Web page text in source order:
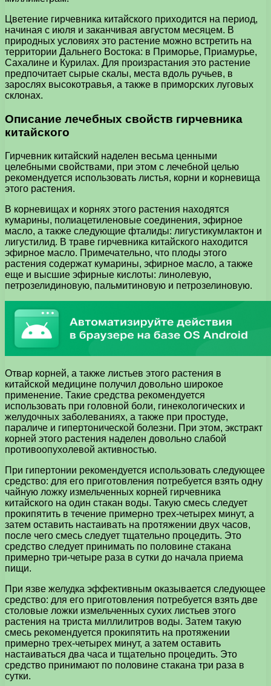
Цветение гирчевника китайского приходится на период,
начиная с июля и заканчивая августом месяцем. В
природных условиях это растение можно встретить на
территории Дальнего Востока: в Приморье, Приамурье,
Сахалине и Курилах. Для произрастания это растение
предпочитает сырые скалы, места вдоль ручьев, в
зарослях высокотравья, а также в приморских луговых
склонах.
Описание лечебных свойств гирчевника
китайского
Гирчевник китайский наделен весьма ценными
целебными свойствами, при этом с лечебной целью
рекомендуется использовать листья, корни и корневища
этого растения.
В корневищах и корнях этого растения находятся
кумарины, полиацетиленовые соединения, эфирное
масло, а также следующие фталиды: лигустикумлактон и
лигустилид. В траве гирчевника китайского находится
эфирное масло. Примечательно, что плоды этого
растения содержат кумарины, эфирное масло, а также
еще и высшие эфирные кислоты: линолевую,
петрозелидиновую, пальмитиновую и петрозелиновую.
Отвар корней, а также листьев этого растения в
китайской медицине получил довольно широкое
применение. Такие средства рекомендуется
использовать при головной боли, гинекологических и
желудочных заболеваниях, а также при простуде,
параличе и гипертонической болезни. При этом, экстракт
корней этого растения наделен довольно слабой
противоопухолевой активностью.
При гипертонии рекомендуется использовать следующее
средство: для его приготовления потребуется взять одну
чайную ложку измельченных корней гирчевника
китайского на один стакан воды. Такую смесь следует
прокипятить в течение примерно трех-четырех минут, а
затем оставить настаивать на протяжении двух часов,
после чего смесь следует тщательно процедить. Это
средство следует принимать по половине стакана
примерно три-четыре раза в сутки до начала приема
пищи.
При язве желудка эффективным оказывается следующее
средство: для его приготовления потребуется взять две
столовые ложки измельченных сухих листьев этого
растения на триста миллилитров воды. Затем такую
смесь рекомендуется прокипятить на протяжении
примерно трех-четырех минут, а затем оставить
настаиваться два часа и тщательно процедить. Это
средство принимают по половине стакана три раза в
сутки.